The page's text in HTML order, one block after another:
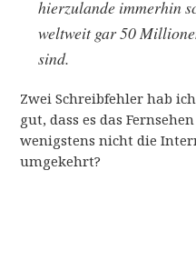
hierzulande immerhin
weltweit gar 50
sind.
Zwei Schreibfehler hab
gut, dass es das
wenigstens nicht die
umgekehrt?